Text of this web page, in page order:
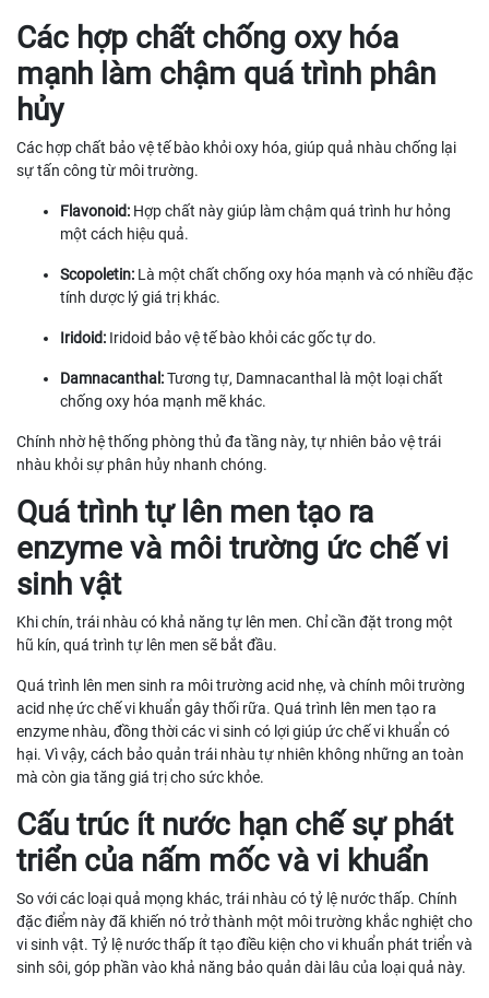
Các hợp chất chống oxy hóa
mạnh làm chậm quá trình phân
hủy
Các hợp chất bảo vệ tế bào khỏi oxy hóa, giúp quả nhàu chống lại
sự tấn công từ môi trường.
Flavonoid: Hợp chất này giúp làm chậm quá trình hư hỏng
một cách hiệu quả.
Scopoletin: Là một chất chống oxy hóa mạnh và có nhiều đặc
tính dược lý giá trị khác.
Iridoid: Iridoid bảo vệ tế bào khỏi các gốc tự do.
Damnacanthal:Tương tự, Damnacanthal là một loại chất
chống oxy hóa mạnh mẽ khác.
Chính nhờ hệ thống phòng thủ đa tầng này, tự nhiên bảo vệ trái
nhàu khỏi sự phân hủy nhanh chóng.
Quá trình tự lên men tạo ra
enzyme và môi trường ức chế vi
sinh vật
Khi chín, trái nhàu có khả năng tự lên men. Chỉ cần đặt trong một
hũ kín, quá trình tự lên men sẽ bắt đầu.
Quá trình lên men sinh ra môi trường acid nhẹ, và chính môi trường
acid nhẹ ức chế vi khuẩn gây thối rữa. Quá trình lên men tạo ra
enzyme nhàu, đồng thời các vi sinh có lợi giúp ức chế vi khuẩn có
hại. Vì vậy, cách bảo quản trái nhàu tự nhiên không những an toàn
mà còn gia tăng giá trị cho sức khỏe.
Cấu trúc ít nước hạn chế sự phát
triển của nấm mốc và vi khuẩn
So với các loại quả mọng khác, trái nhàu có tỷ lệ nước thấp. Chính
đặc điểm này đã khiến nó trở thành một môi trường khắc nghiệt cho
vi sinh vật. Tỷ lệ nước thấp ít tạo điều kiện cho vi khuẩn phát triển và
sinh sôi, góp phần vào khả năng bảo quản dài lâu của loại quả này.